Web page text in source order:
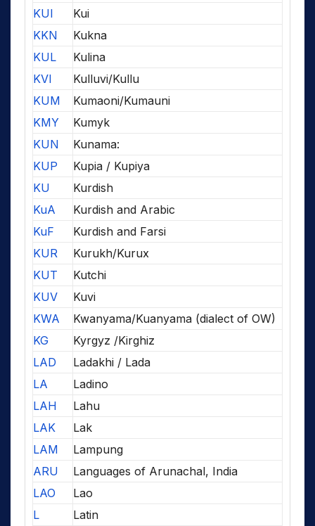
KUI
Kui
KKN
Kukna
KUL
Kulina
KVI
Kulluvi/Kullu
KUM
Kumaoni/Kumauni
KMY
Kumyk
KUN
Kunama:
KUP
Kupia / Kupiya
KU
Kurdish
KuA
Kurdish and Arabic
KuF
Kurdish and Farsi
KUR
Kurukh/Kurux
KUT
Kutchi
KUV
Kuvi
KWA
Kwanyama/Kuanyama (dialect of OW)
KG
Kyrgyz /Kirghiz
LAD
Ladakhi / Lada
LA
Ladino
LAH
Lahu
LAK
Lak
LAM
Lampung
ARU
Languages of Arunachal, India
LAO
Lao
L
Latin